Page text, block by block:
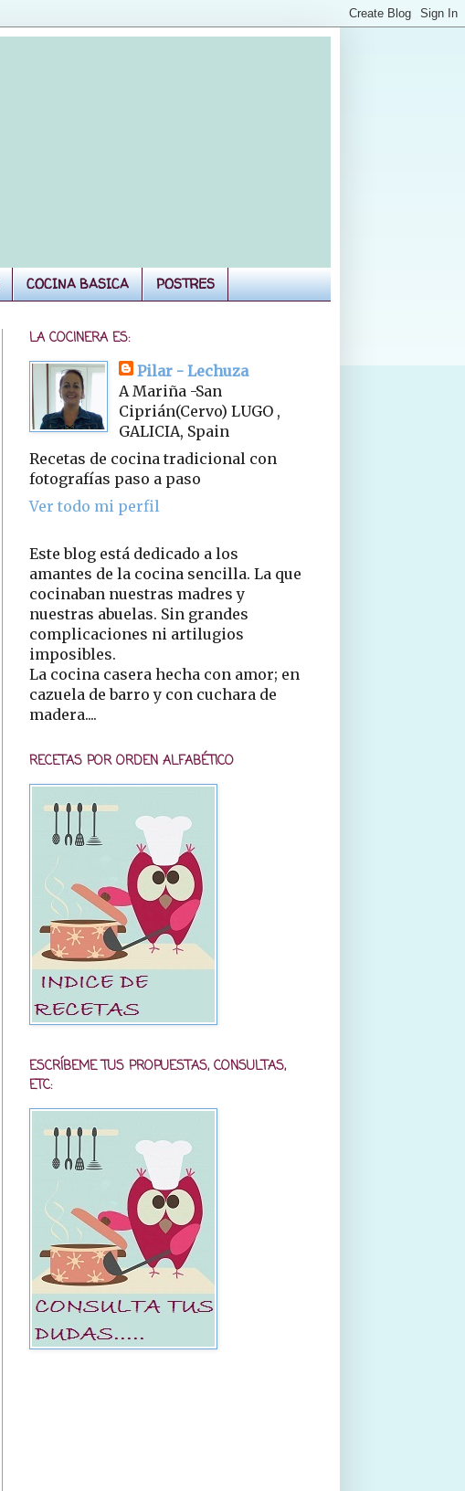
COCINA BASICA POSTRES
LA COCINERA ES:
Pilar - Lechuza
A Mariña -San
Ciprián(Cervo) LUGO ,
GALICIA, Spain
Recetas de cocina tradicional con
fotografías paso a paso
Ver todo mi perfil
Este blog está dedicado a los
amantes de la cocina sencilla. La que
cocinaban nuestras madres y
nuestras abuelas. Sin grandes
complicaciones ni artilugios
imposibles.
La cocina casera hecha con amor; en
cazuela de barro y con cuchara de
madera....
RECETAS POR ORDEN ALFABÉTICO
ESCRÍBEME TUS PROPUESTAS, CONSULTAS,
ETC: